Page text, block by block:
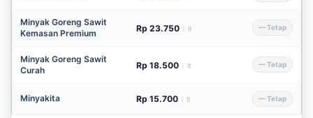
Minyak Goreng Sawit
Kemasan Premium
Rp 23.750 / lt — Tetap
Minyak Goreng Sawit
Curah
Rp 18.500 / lt — Tetap
Minyakita Rp 15.700 / lt — Tetap